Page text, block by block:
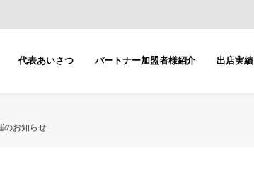
代表あいさつ パートナー加盟者様紹介 出店実績
のお知らせ